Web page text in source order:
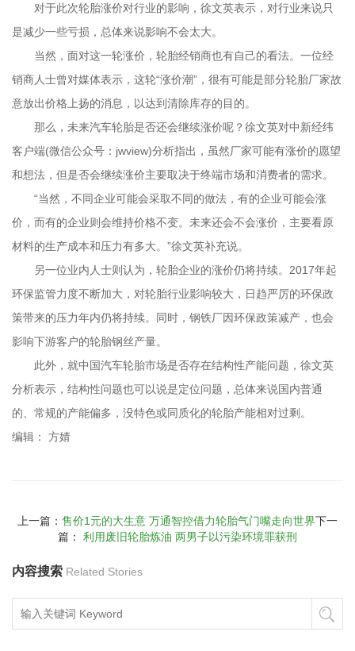
对于此次轮胎涨价对行业的影响，徐文英表示，对行业来说只
是减少一些亏损，总体来说影响不会太大。
当然，面对这一轮涨价，轮胎经销商也有自己的看法。一位经
销商人士曾对媒体表示，这轮“涨价潮”，很有可能是部分轮胎厂家故
意放出价格上扬的消息，以达到清除库存的目的。
那么，未来汽车轮胎是否还会继续涨价呢？徐文英对中新经纬
客户端(微信公众号：jwview)分析指出，虽然厂家可能有涨价的愿望
和想法，但是否会继续涨价主要取决于终端市场和消费者的需求。
“当然，不同企业可能会采取不同的做法，有的企业可能会涨
价，而有的企业则会维持价格不变。未来还会不会涨价，主要看原
材料的生产成本和压力有多大。”徐文英补充说。
另一位业内人士则认为，轮胎企业的涨价仍将持续。2017年起
环保监管力度不断加大，对轮胎行业影响较大，日趋严厉的环保政
策带来的压力年内仍将持续。同时，钢铁厂因环保政策减产，也会
影响下游客户的轮胎钢丝产量。
此外，就中国汽车轮胎市场是否存在结构性产能问题，徐文英
分析表示，结构性问题也可以说是定位问题，总体来说国内普通
的、常规的产能偏多，没特色或同质化的轮胎产能相对过剩。
编辑： 方婧
上一篇： 售价1元的大生意 万通智控借力轮胎气门嘴走向世界下一
篇： 利用废旧轮胎炼油 两男子以污染环境罪获刑
内容搜索 Related Stories